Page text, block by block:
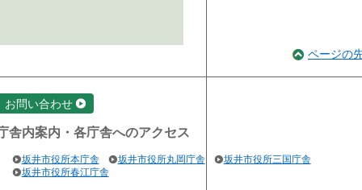
ページの
お問い合わせ
舎内案内・各庁舎へのアクセス
坂井市役所本庁舎 坂井市役所丸岡庁舎
坂井市役所三国庁舎
坂井市役所春江庁舎